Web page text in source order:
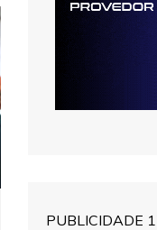
PUBLICIDADE